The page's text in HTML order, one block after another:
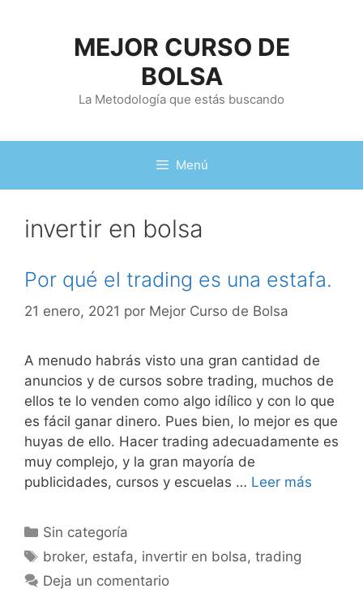
MEJOR CURSO DE
BOLSA
La Metodología que estás buscando
Menú
invertir en bolsa
Por qué el trading es una estafa.
21 enero, 2021 por Mejor Curso de Bolsa
A menudo habrás visto una gran cantidad de
anuncios y de cursos sobre trading, muchos de
ellos te lo venden como algo idílico y con lo que
es fácil ganar dinero. Pues bien, lo mejor es que
huyas de ello. Hacer trading adecuadamente es
muy complejo, y la gran mayoría de
publicidades, cursos y escuelas … Leer más
Categorías
Sin categoría
Etiquetas
broker, estafa, invertir en bolsa,trading
Deja un comentario